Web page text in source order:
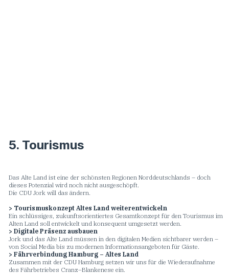
Das Alte Land ist eine der schönsten Regionen Norddeutschlands – doch
dieses Potenzial wird noch nicht ausgeschöpft.
Die CDU Jork will das ändern.
> Tourismuskonzept Altes Land weiterentwickeln
Ein schlüssiges, zukunftsorientiertes Gesamtkonzept für den Tourismus im
Alten Land soll entwickelt und konsequent umgesetzt werden.
> Digitale Präsenz ausbauen
Jork und das Alte Land müssen in den digitalen Medien sichtbarer werden –
von Social Media bis zu modernen Informationsangeboten für Gäste.
> Fährverbindung Hamburg – Altes Land
Zusammen mit der CDU Hamburg setzen wir uns für die Wiederaufnahme
des Fährbetriebes Cranz–Blankenese ein.
5. Tourismus